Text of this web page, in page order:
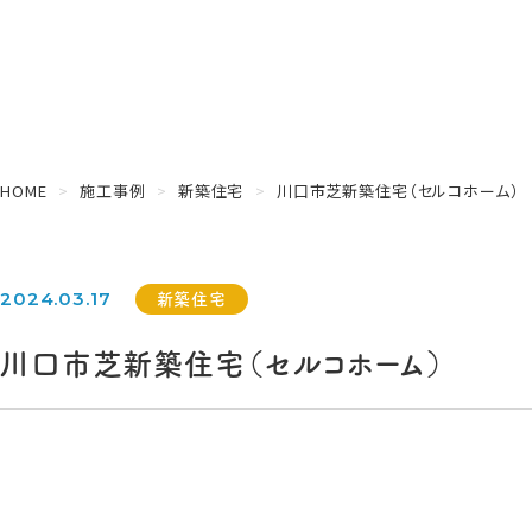
HOME 施工事例 新築住宅 川口市芝新築住宅（セルコホーム）
2024.03.17 新築住宅
川口市芝新築住宅（セルコホーム）